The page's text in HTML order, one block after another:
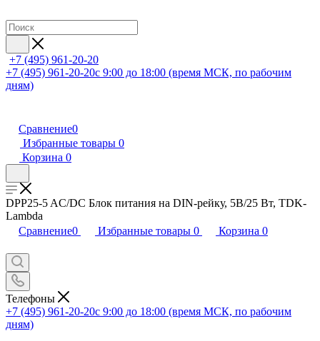
+7 (495) 961-20-20
+7 (495) 961-20-20с 9:00 до 18:00 (время МСК, по рабочим
дням)
Сравнение0
Избранные товары 0
Корзина 0
DPP25-5 AC/DC Блок питания на DIN-рейку, 5В/25 Вт, TDK-
Lambda
Сравнение0 Избранные товары 0 Корзина 0
Телефоны
+7 (495) 961-20-20с 9:00 до 18:00 (время МСК, по рабочим
дням)